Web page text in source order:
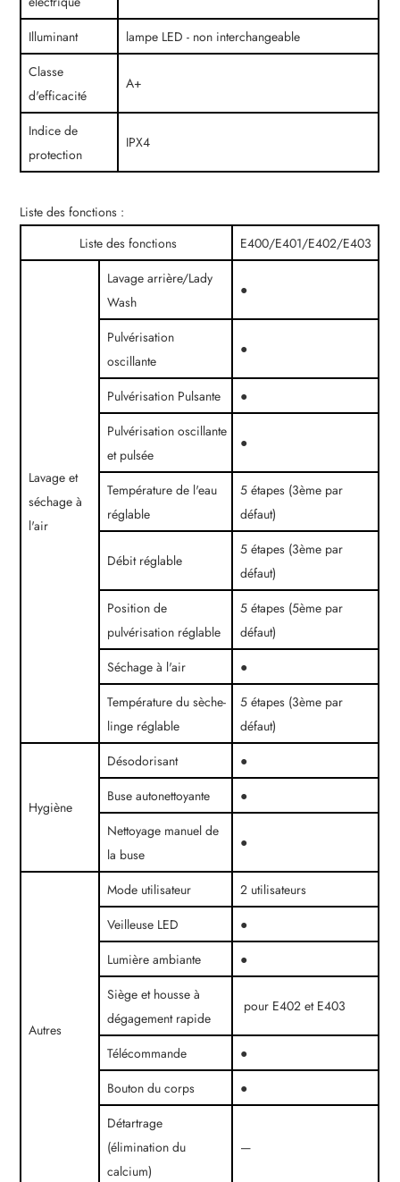
Illuminant
lampe LED - non interchangeable
Classe
d'efficacité
A+
Indice de
protection
IPX4
Liste des fonctions :
Liste des fonctions
E400/E401/E402/E403
Lavage et
séchage à
l'air
Lavage arrière/Lady
Wash
●
Pulvérisation
oscillante
●
Pulvérisation Pulsante
●
Pulvérisation oscillante
et pulsée
●
Température de l'eau
réglable
5 étapes (3ème par
défaut)
Débit réglable
5 étapes (3ème par
défaut)
Position de
pulvérisation réglable
5 étapes (5ème par
défaut)
Séchage à l'air
●
Température du sèche-
linge réglable
5 étapes (3ème par
défaut)
Hygiène
Désodorisant
●
Buse autonettoyante
●
Nettoyage manuel de
la buse
●
Autres
Mode utilisateur
2 utilisateurs
Veilleuse LED
●
Lumière ambiante
●
Siège et housse à
dégagement rapide
pour E402 et E403
Télécommande
●
Bouton du corps
●
Détartrage
(élimination du
calcium)
—